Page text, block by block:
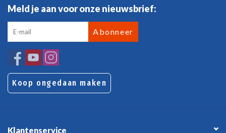
Meld je aan voor onze nieuwsbrief:
Abonneer
Koop ongedaan maken
Klantenservice